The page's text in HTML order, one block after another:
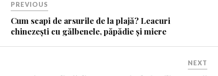
PREVIOUS
Cum scapi de arsurile de la plajă? Leacuri
chinezești cu gălbenele, păpădie și miere
NEXT